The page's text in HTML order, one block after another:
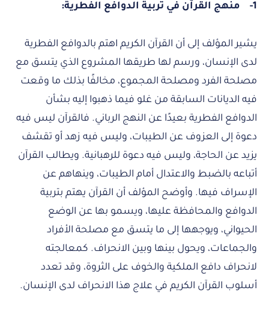
1- منهج القرآن في تربية الدوافع الفطرية:
يشير المؤلف إلى أن القرآن الكريم اهتم بالدوافع الفطرية
لدى الإنسان، ورسم لها طريقها المشروع الذي يتسق مع
مصلحة الفرد ومصلحة المجموع، مخالفًا بذلك ما وقعت
فيه الديانات السابقة من غلو فيما ذهبوا إليه بشأن
الدوافع الفطرية بعيدًا عن النهج الرباني. فالقرآن ليس فيه
دعوة إلى العزوف عن الطيبات، وليس فيه زهد أو تقشف
يزيد عن الحاجة، وليس فيه دعوة للرهبانية. ويطالب القرآن
أتباعه بالضبط والاعتدال أمام الطيبات، وينهاهم عن
الإسراف فيها. وأوضح المؤلف أن القرآن يهتم بتربية
الدوافع والمحافظة عليها، ويسمو بها عن الوضع
الحيواني، ويوجهها إلى ما يتسق مع مصلحة الأفراد
والجماعات، ويحول بينها وبين الانحراف. كمعالجته
لانحراف دافع الملكية والخوف على الثروة، وقد تعدد
أسلوب القرآن الكريم في علاج هذا الانحراف لدى الإنسان.